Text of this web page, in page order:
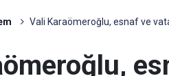
Vali Karaömeroğlu, esnaf ve